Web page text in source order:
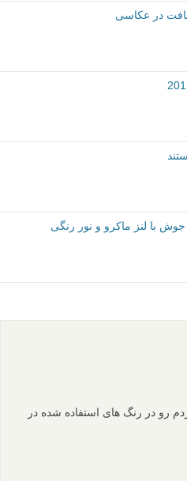
در عکاسی
با لنز ماکرو و نور رنگی
رو در رنگ های استفاده شده در